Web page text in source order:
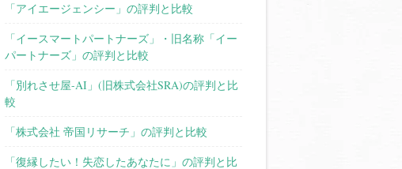
「アイエージェンシー」の評判と比較
「イースマートパートナーズ」・旧名称「イー
パートナーズ」の評判と比較
「別れさせ屋-AI」(旧株式会社SRA)の評判と比
較
「株式会社 帝国リサーチ」の評判と比較
「復縁したい！失恋したあなたに」の評判と比